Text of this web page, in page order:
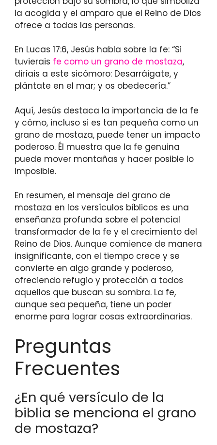
la acogida y el amparo que el Reino de Dios
ofrece a todas las personas.
En Lucas 17:6, Jesús habla sobre la fe: “Si
tuvierais fe como un grano de mostaza,
diríais a este sicómoro: Desarráigate, y
plántate en el mar; y os obedecería.”
Aquí, Jesús destaca la importancia de la fe
y cómo, incluso si es tan pequeña como un
grano de mostaza, puede tener un impacto
poderoso. Él muestra que la fe genuina
puede mover montañas y hacer posible lo
imposible.
En resumen, el mensaje del grano de
mostaza en los versículos bíblicos es una
enseñanza profunda sobre el potencial
transformador de la fe y el crecimiento del
Reino de Dios. Aunque comience de manera
insignificante, con el tiempo crece y se
convierte en algo grande y poderoso,
ofreciendo refugio y protección a todos
aquellos que buscan su sombra. La fe,
aunque sea pequeña, tiene un poder
enorme para lograr cosas extraordinarias.
Preguntas
Frecuentes
¿En qué versículo de la
biblia se menciona el grano
de mostaza?